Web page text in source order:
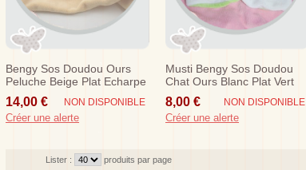
Bengy Sos Doudou Ours
Peluche Beige Plat Echarpe
Trait
14,00 € NON DISPONIBLE
Créer une alerte
Musti Bengy Sos Doudou
Chat Ours Blanc Plat Vert
8,00 € NON DISPONIBLE
Créer une alerte
Lister : produits par page